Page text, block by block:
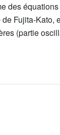
des
Fujita-Kato,
(partie